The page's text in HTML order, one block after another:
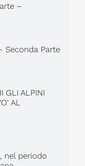
–
Seconda Parte
GLI ALPINI
AL
nel periodo